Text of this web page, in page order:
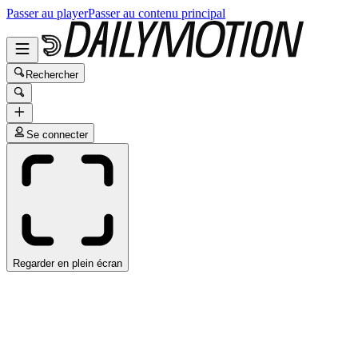
Passer au playerPasser au contenu principal
Rechercher
Se connecter
Regarder en plein écran